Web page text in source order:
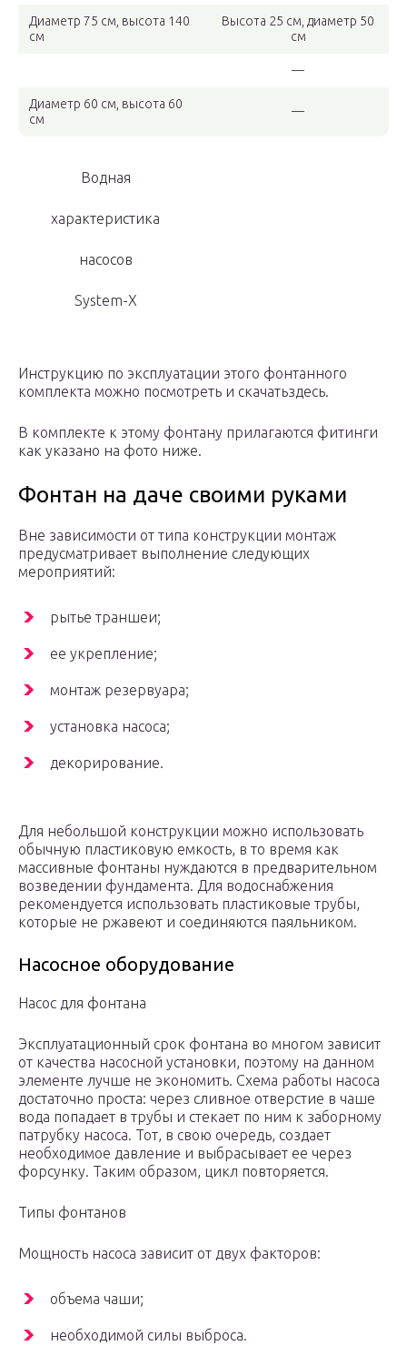
Диаметр 75 см, высота 140
см
Высота 25 см, диаметр 50
см
—
Диаметр 60 см, высота 60
см
—
Водная
характеристика
насосов
System-X
Инструкцию по эксплуатации этого фонтанного
комплекта можно посмотреть и скачатьздесь.
В комплекте к этому фонтану прилагаются фитинги
как указано на фото ниже.
Фонтан на даче своими руками
Вне зависимости от типа конструкции монтаж
предусматривает выполнение следующих
мероприятий:
рытье траншеи;
ее укрепление;
монтаж резервуара;
установка насоса;
декорирование.
Для небольшой конструкции можно использовать
обычную пластиковую емкость, в то время как
массивные фонтаны нуждаются в предварительном
возведении фундамента. Для водоснабжения
рекомендуется использовать пластиковые трубы,
которые не ржавеют и соединяются паяльником.
Насосное оборудование
Насос для фонтана
Эксплуатационный срок фонтана во многом зависит
от качества насосной установки, поэтому на данном
элементе лучше не экономить. Схема работы насоса
достаточно проста: через сливное отверстие в чаше
вода попадает в трубы и стекает по ним к заборному
патрубку насоса. Тот, в свою очередь, создает
необходимое давление и выбрасывает ее через
форсунку. Таким образом, цикл повторяется.
Типы фонтанов
Мощность насоса зависит от двух факторов:
объема чаши;
необходимой силы выброса.